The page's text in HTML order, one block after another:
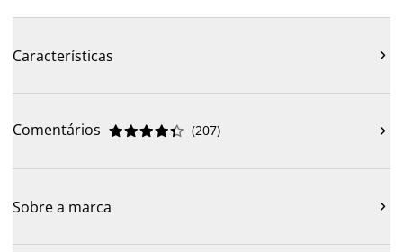
Características 
Comentários 




 (207) 
Sobre a marca 